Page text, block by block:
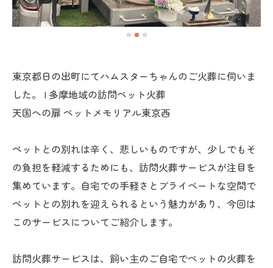
東京都日の出町にてハムスターちゃんのご火葬に伺いま
した。 | 多摩地域の訪問ペット火葬
天国への扉 ペットメモリアル東京西
ペットとの別れは辛く、悲しいものですが、少しでもそ
の負担を軽減するためにも、訪問火葬サービスが注目を
集めています。自宅での手軽さとプライベートな空間で
ペットとの別れを迎えられるという魅力があり、今回は
このサービスについてご紹介します。
訪問火葬サービスは、飼い主のご自宅でペットの火葬を